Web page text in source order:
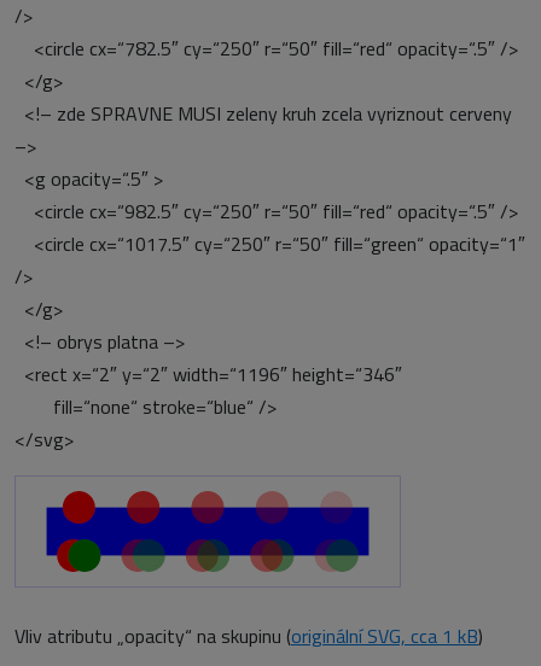
/>
<circle cx=“782.5″ cy=“250″ r=“50″ fill=“red“ opacity=“.5″ />
</g>
<!– zde SPRAVNE MUSI zeleny kruh zcela vyriznout cerveny
–>
<g opacity=“.5″ >
<circle cx=“982.5″ cy=“250″ r=“50″ fill=“red“ opacity=“.5″ />
<circle cx=“1017.5″ cy=“250″ r=“50″ fill=“green“ opacity=“1″
/>
</g>
<!– obrys platna –>
<rect x=“2″ y=“2″ width=“1196″ height=“346″
fill=“none“ stroke=“blue“ />
</svg>
Vliv atributu „opacity“ na skupinu (originální SVG, cca 1 kB)